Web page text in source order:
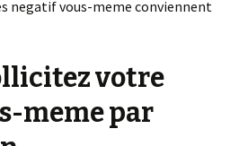
negatif vous-meme conviennent
votre
meme par